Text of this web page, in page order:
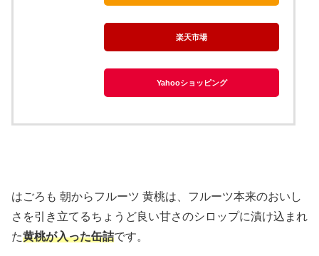
楽天市場
Yahooショッピング
はごろも 朝からフルーツ 黄桃は、フルーツ本来のおいし
さを引き立てるちょうど良い甘さのシロップに漬け込まれ
た黄桃が入った缶詰です。